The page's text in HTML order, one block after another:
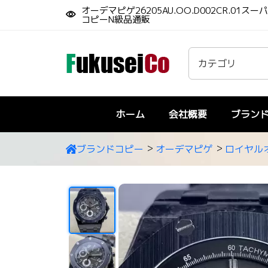
オーデマピゲ26205AU.OO.D002CR.01スー
コピーN級品通販
ホーム 会社概要 ブラン
ブランドコピー オーデマピゲ ロイヤル